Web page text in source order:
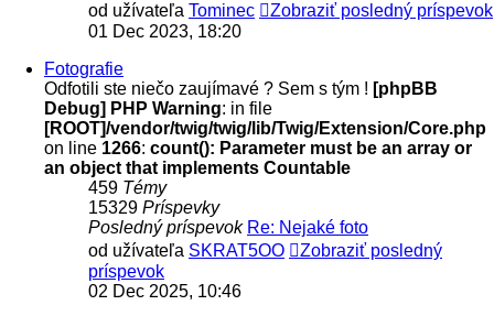
od užívateľa Tominec
Zobraziť posledný príspevok
01 Dec 2023, 18:20
Fotografie
Odfotili ste niečo zaujímavé ? Sem s tým ! [phpBB
Debug] PHP Warning: in file
[ROOT]/vendor/twig/twig/lib/Twig/Extension/Core.php
on line 1266: count(): Parameter must be an array or
an object that implements Countable
459 Témy
15329 Príspevky
Posledný príspevok Re: Nejaké foto
od užívateľa SKRAT5OO
Zobraziť posledný
príspevok
02 Dec 2025, 10:46